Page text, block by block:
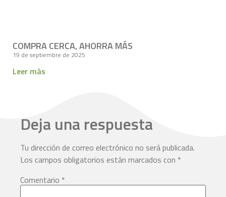
COMPRA CERCA, AHORRA MÁS
19 de septiembre de 2025
Leer más
Deja una respuesta
Tu dirección de correo electrónico no será publicada.
Los campos obligatorios están marcados con *
Comentario *